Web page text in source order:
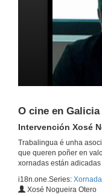
O cine en Galicia
Intervención Xosé
Trabalingua é unha
que queren poñer en
xornadas están
i18n.one.Series:
Xosé Nogueira Otero